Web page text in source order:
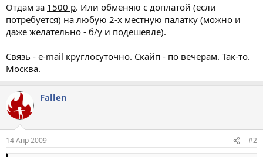
Отдам за 1500 р. Или обменяю с доплатой (если
потребуется) на любую 2-х местную палатку (можно и
даже желательно - б/у и подешевле).
Связь - e-mail круглосуточно. Скайп - по вечерам. Так-то.
Москва.
Fallen
14 Апр 2009 #2